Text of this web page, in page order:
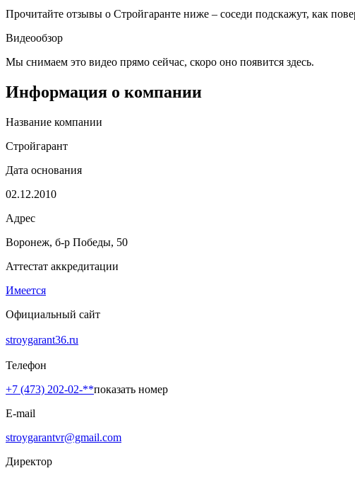
Прочитайте отзывы о Стройгаранте ниже – соседи подскажут, как
Видеообзор
Мы снимаем это видео прямо сейчас, скоро оно появится здесь.
Информация о компании
Название компании
Стройгарант
Дата основания
02.12.2010
Адрес
Воронеж, б-р Победы, 50
Аттестат аккредитации
Имеется
Официальный сайт
stroygarant36.ru
Телефон
+7 (473) 202-02-**показать номер
E-mail
stroygarantvr@gmail.com
Директор